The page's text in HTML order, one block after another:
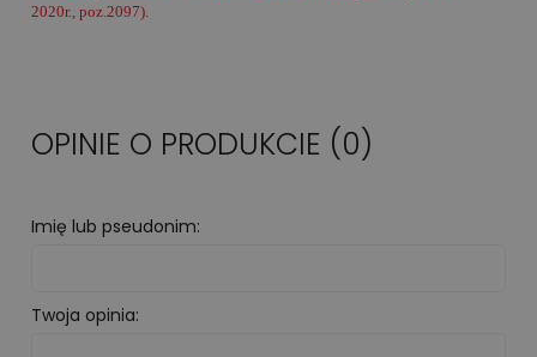
2020r., poz.2097).
OPINIE O PRODUKCIE (0)
Imię lub pseudonim:
Twoja opinia: